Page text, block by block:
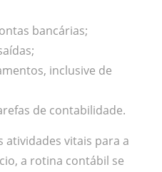
bancárias;
inclusive de
de contabilidade.
atividades vitais para a
a rotina contábil se